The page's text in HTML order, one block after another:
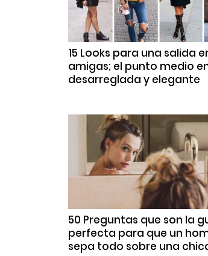
15 Looks para una salida
amigas; el punto medio
desarreglada y elegante
50 Preguntas que son la
perfecta para que un
sepa todo sobre una